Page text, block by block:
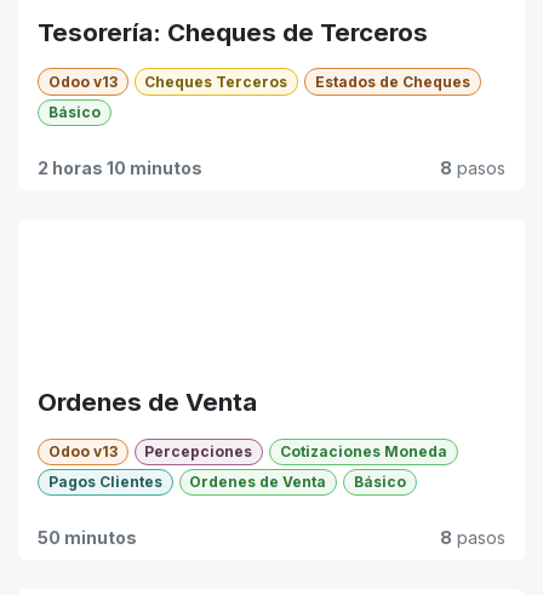
Tesorería: Cheques de Terceros
Odoo v13 Cheques Terceros
Estados de Cheques
Básico
2 horas 10 minutos 8 pasos
Ordenes de Venta
Odoo v13 Percepciones
Cotizaciones Moneda
Pagos Clientes
Ordenes de Venta Básico
50 minutos 8 pasos